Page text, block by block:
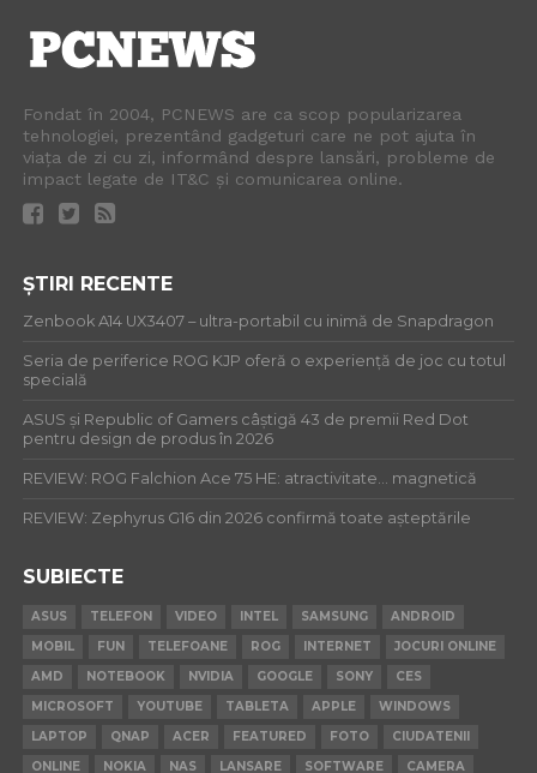
Fondat în 2004, PCNEWS are ca scop popularizarea
tehnologiei, prezentând gadgeturi care ne pot ajuta în
viața de zi cu zi, informând despre lansări, probleme de
impact legate de IT&C și comunicarea online.
ȘTIRI RECENTE
Zenbook A14 UX3407 – ultra-portabil cu inimă de Snapdragon
Seria de periferice ROG KJP oferă o experiență de joc cu totul
specială
ASUS și Republic of Gamers câștigă 43 de premii Red Dot
pentru design de produs în 2026
REVIEW: ROG Falchion Ace 75 HE: atractivitate… magnetică
REVIEW: Zephyrus G16 din 2026 confirmă toate așteptările
SUBIECTE
ASUS TELEFON VIDEO INTEL SAMSUNG
ANDROID
MOBIL
FUN TELEFOANE ROG INTERNET
JOCURI ONLINE
AMD
NOTEBOOK NVIDIA GOOGLE SONY
CES
MICROSOFT
YOUTUBE TABLETA APPLE
WINDOWS
LAPTOP
QNAP ACER FEATURED FOTO
CIUDATENII
ONLINE
NOKIA NAS LANSARE SOFTWARE CAMERA